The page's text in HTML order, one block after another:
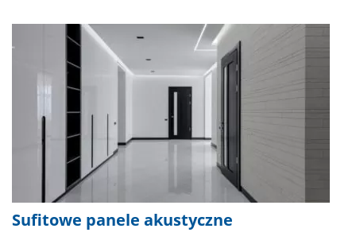
Sufitowe panele akustyczne